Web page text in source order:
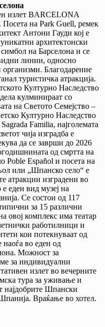
излет BARCELONA
на Park Guell, ремек
Антони Гауди кој е
архитектонски
на Барселона и се
линии, односно
Благодарение
туристичка атракција.
Културно Наследство
кулминираат со
на Светото Семејство –
Културно Наследство
Familia, најголемата
чија изградба е
да се заврши до 2026
од смртта на
Poble Español и посета на
или „Шпанско село“ е
атракции изградени во
еден вид музеј на
Се состои од 117
за 15 различни
овој комплекс има театар
работилници и
кои потекнуваат од
во еден од
Можност за
за индивидуални
излет во вечерните
тура за уживање и
најдобрите Шпански
Враќање во хотел.